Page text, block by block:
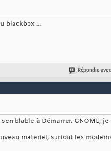
blackbox ...
Répondre
à Démarrer. GNOME,
materiel, surtout les